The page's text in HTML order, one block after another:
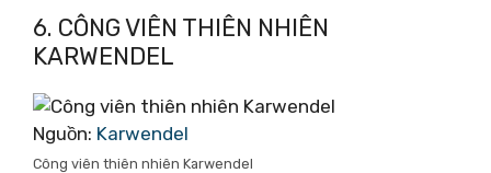
6. CÔNG VIÊN THIÊN NHIÊN
KARWENDEL
Nguồn: Karwendel
Công viên thiên nhiên Karwendel